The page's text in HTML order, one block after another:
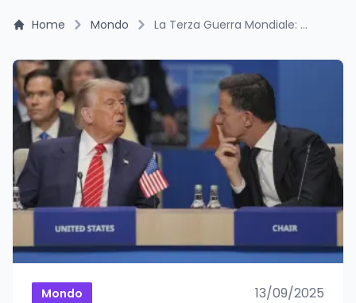
Home Mondo La Terza Guerra Mondiale: Analisi delle Tensioni tra Stati Uniti, Europa e Russia nel Contesto Attuale
Mondo 13/09/2025